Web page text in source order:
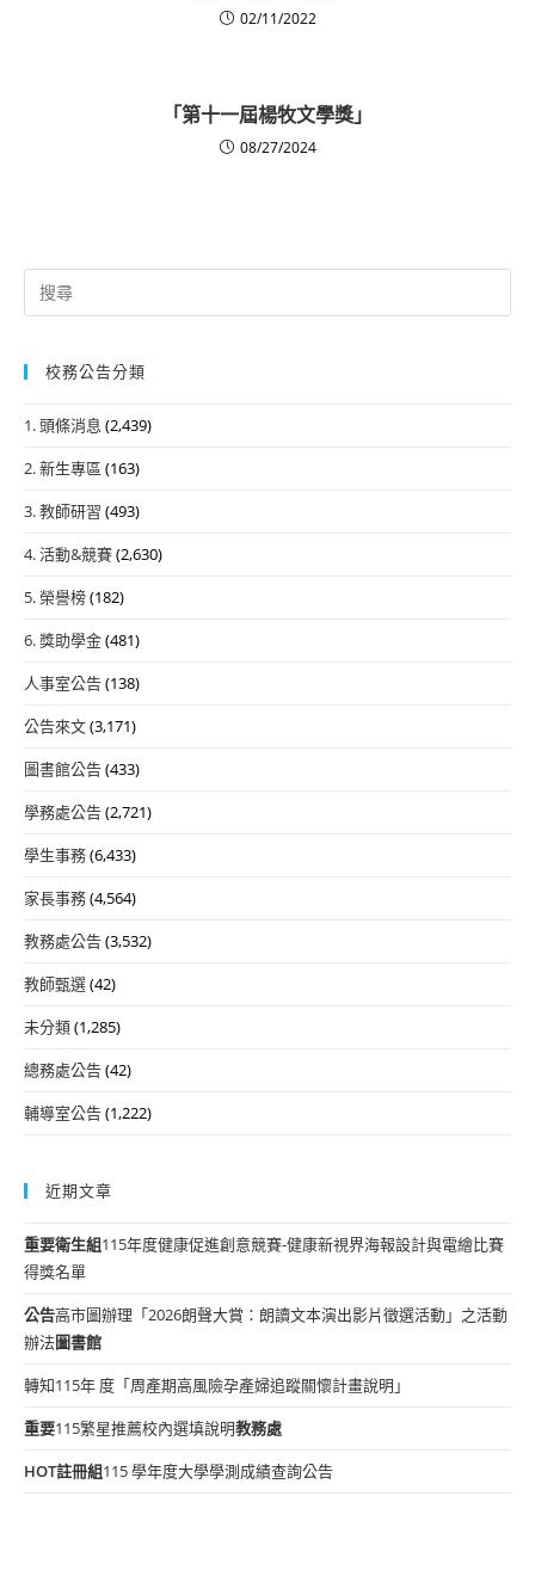
02/11/2022
「第十一屆楊牧文學獎」
08/27/2024
Search
for:
校務公告分類
1. 頭條消息 (2,439)
2. 新生專區 (163)
3. 教師研習 (493)
4. 活動&競賽(2,630)
5. 榮譽榜(182)
6. 獎助學金(481)
人事室公告(138)
公告來文(3,171)
圖書館公告(433)
學務處公告(2,721)
學生事務(6,433)
家長事務(4,564)
教務處公告(3,532)
教師甄選(42)
未分類(1,285)
總務處公告(42)
輔導室公告(1,222)
近期文章
重要衛生組115年度健康促進創意競賽-健康新視界海報設計與電繪比賽
得獎名單
公告高市圖辦理「2026朗聲大賞：朗讀文本演出影片徵選活動」之活動
辦法圖書館
轉知115年 度「周產期高風險孕產婦追蹤關懷計畫說明」
重要115繁星推薦校內選填說明教務處
HOT註冊組115 學年度大學學測成績查詢公告